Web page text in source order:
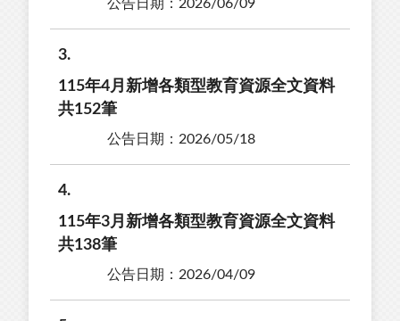
公告日期：2026/06/09
3
115年4月新增各類型教育資源全文資料
共152筆
公告日期：2026/05/18
4
115年3月新增各類型教育資源全文資料
共138筆
公告日期：2026/04/09